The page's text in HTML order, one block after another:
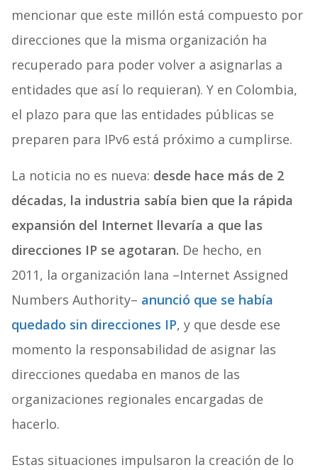
mencionar que este millón está compuesto por
direcciones que la misma organización ha
recuperado para poder volver a asignarlas a
entidades que así lo requieran). Y en Colombia,
el plazo para que las entidades públicas se
preparen para IPv6 está próximo a cumplirse.
La noticia no es nueva: desde hace más de 2
décadas, la industria sabía bien que la rápida
expansión del Internet llevaría a que las
direcciones IP se agotaran. De hecho, en
2011, la organización Iana –Internet Assigned
Numbers Authority– anunció que se había
quedado sin direcciones IP, y que desde ese
momento la responsabilidad de asignar las
direcciones quedaba en manos de las
organizaciones regionales encargadas de
hacerlo.
Estas situaciones impulsaron la creación de lo